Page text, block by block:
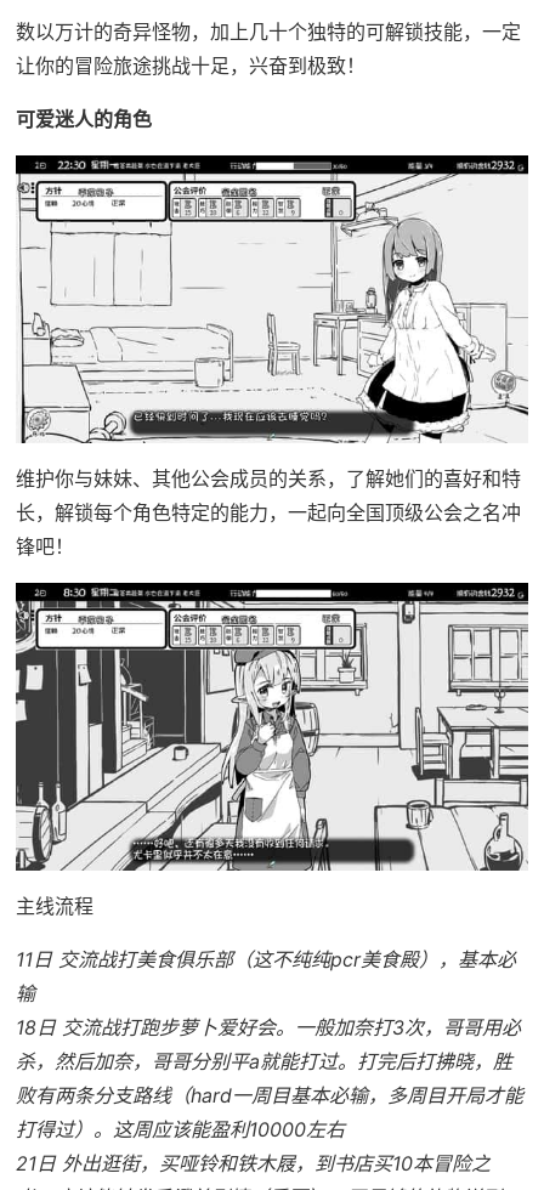
数以万计的奇异怪物，加上几十个独特的可解锁技能，一定
让你的冒险旅途挑战十足，兴奋到极致！
可爱迷人的角色
维护你与妹妹、其他公会成员的关系，了解她们的喜好和特
长，解锁每个角色特定的能力，一起向全国顶级公会之名冲
锋吧！
主线流程
11日 交流战打美食俱乐部（这不纯纯pcr美食殿），基本必
输
18日 交流战打跑步萝卜爱好会。一般加奈打3次，哥哥用必
杀，然后加奈，哥哥分别平a就能打过。打完后打拂晓，胜
败有两条分支路线（hard一周目基本必输，多周目开局才能
打得过）。这周应该能盈利10000左右
21日 外出逛街，买哑铃和铁木屐，到书店买10本冒险之